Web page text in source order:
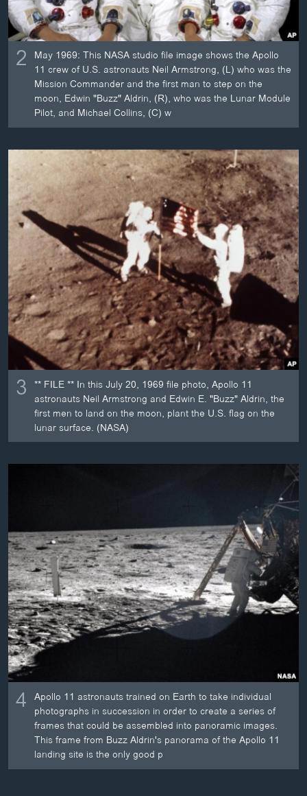
2 May 1969: This NASA studio file image shows the Apollo
11 crew of U.S. astronauts Neil Armstrong, (L) who was the
Mission Commander and the first man to step on the
moon, Edwin "Buzz" Aldrin, (R), who was the Lunar Module
Pilot, and Michael Collins, (C) w
3 ** FILE ** In this July 20, 1969 file photo, Apollo 11
astronauts Neil Armstrong and Edwin E. "Buzz" Aldrin, the
first men to land on the moon, plant the U.S. flag on the
lunar surface. (NASA)
4 Apollo 11 astronauts trained on Earth to take individual
photographs in succession in order to create a series of
frames that could be assembled into panoramic images.
This frame from Buzz Aldrin's panorama of the Apollo 11
landing site is the only good p